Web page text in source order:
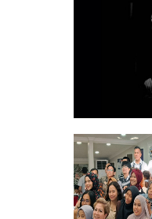
Toplantısı
10 KASIM